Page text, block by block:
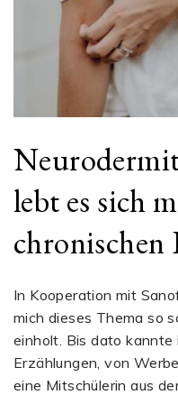
lebt es sich
chronischen
In Kooperation mit
mich dieses Thema so
einholt. Bis dato kannte
Erzählungen, von
eine Mitschülerin aus